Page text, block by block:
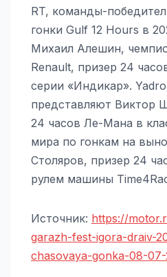
RT, команды-
гонки Gulf 12 Hours в
Михаил Алешин,
Renault, призер 24
серии «Индикар».
представляют Виктор
24 часов Ле-Мана в
мира по гонкам на
Столяров, призер 24
рулем машины
Источник: https://
garazh-fest-igora-draiv-
chasovaya-gonka-08-07-